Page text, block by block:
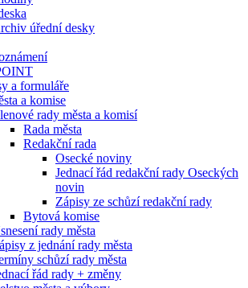
úřední desky
a formuláře
a komise
rady města a komisí
Rada města
Redakční rada
Osecké noviny
Jednací řád redakční rady Oseckých
novin
Zápisy ze schůzí redakční rady
Bytová komise
rady města
z jednání rady města
schůzí rady města
řád rady + změny